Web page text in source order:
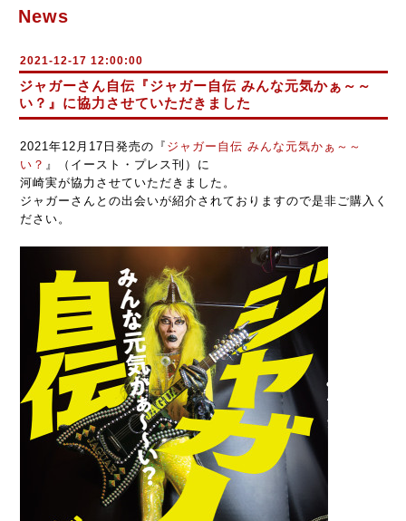
News
2021-12-17 12:00:00
ジャガーさん自伝『ジャガー自伝 みんな元気かぁ～～
い？』に協力させていただきました
2021年12月17日発売の『 ジャガー自伝 みんな元気かぁ～～
い？ 』（イースト・プレス刊）に
河崎実が協力させていただきました。
ジャガーさんとの出会いが紹介されておりますので是非ご購入く
ださい。